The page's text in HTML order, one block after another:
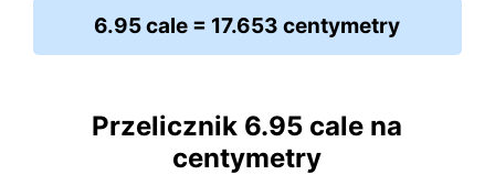
6.95 cale = 17.653 centymetry
Przelicznik 6.95 cale na
centymetry